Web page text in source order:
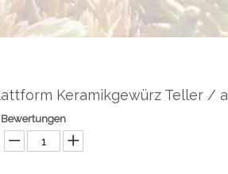
Keramikgewürz Teller / a